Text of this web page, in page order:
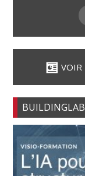
VOIR